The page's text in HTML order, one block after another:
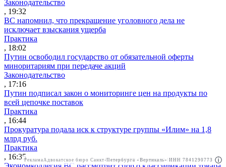
РекламаООО "Право.ру" ИНН: 7704835288
Законодательство
, 19:32
ВС напомнил, что прекращение уголовного дела не
исключает взыскания ущерба
Практика
, 18:02
Путин освободил государство от обязательной оферты
миноритариям при передаче акций
Законодательство
, 17:16
Путин подписал закон о мониторинге цен на продукты по
всей цепочке поставок
Практика
, 16:44
Прокуратура подала иск к структуре группы «Илим» на 1,8
млрд руб.
Практика
, 16:35Реклама Адвокатское бюро Санкт-Петербурга «Вертикаль» ИНН 7841290773